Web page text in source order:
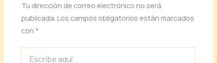
Tu dirección de correo electrónico no será
publicada. Los campos obligatorios están marcados
con *
aquí...